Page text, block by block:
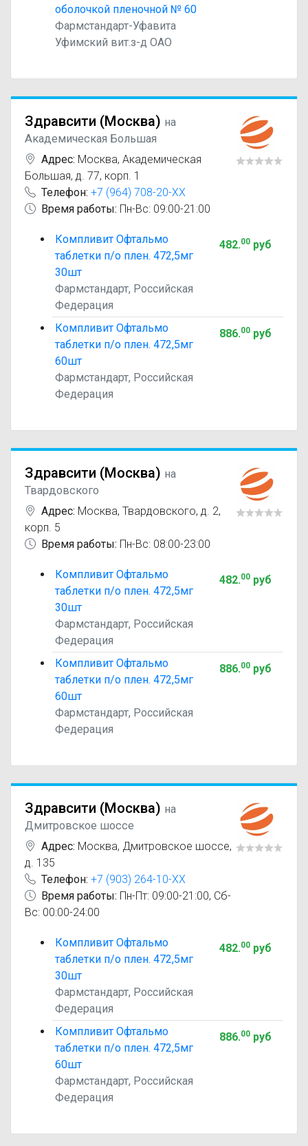
оболочкой пленочной № 60
Фармстандарт-Уфавита
Уфимский вит.з-д ОАО
Здравсити (Москва) на
Академическая Большая
Адрес: Москва, Академическая
Большая, д. 77, корп. 1
Телефон: +7 (964) 708-20-XX
Время работы: Пн-Вс: 09:00-21:00
Компливит Офтальмо
таблетки п/о плен. 472,5мг
30шт
Фармстандарт, Российская
Федерация
482.00руб
Компливит Офтальмо
таблетки п/о плен. 472,5мг
60шт
Фармстандарт, Российская
Федерация
886.00руб
Здравсити (Москва) на
Твардовского
Адрес: Москва, Твардовского, д. 2,
корп. 5
Время работы: Пн-Вс: 08:00-23:00
Компливит Офтальмо
таблетки п/о плен. 472,5мг
30шт
Фармстандарт, Российская
Федерация
482.00руб
Компливит Офтальмо
таблетки п/о плен. 472,5мг
60шт
Фармстандарт, Российская
Федерация
886.00руб
Здравсити (Москва) на
Дмитровское шоссе
Адрес: Москва, Дмитровское шоссе,
д. 135
Телефон: +7 (903) 264-10-XX
Время работы: Пн-Пт: 09:00-21:00, Сб-
Вс: 00:00-24:00
Компливит Офтальмо
таблетки п/о плен. 472,5мг
30шт
Фармстандарт, Российская
Федерация
482.00руб
Компливит Офтальмо
таблетки п/о плен. 472,5мг
60шт
Фармстандарт, Российская
Федерация
886.00руб